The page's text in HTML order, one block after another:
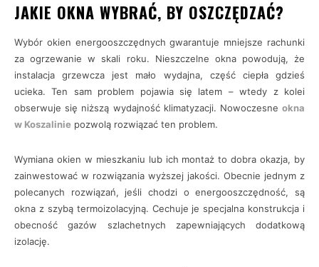
JAKIE OKNA WYBRAĆ, BY OSZCZĘDZAĆ?
Wybór okien energooszczędnych gwarantuje mniejsze rachunki
za ogrzewanie w skali roku. Nieszczelne okna powodują, że
instalacja grzewcza jest mało wydajna, część ciepła gdzieś
ucieka. Ten sam problem pojawia się latem – wtedy z kolei
obserwuje się niższą wydajność klimatyzacji. Nowoczesne okna
w Koszalinie pozwolą rozwiązać ten problem.
Wymiana okien w mieszkaniu lub ich montaż to dobra okazja, by
zainwestować w rozwiązania wyższej jakości. Obecnie jednym z
polecanych rozwiązań, jeśli chodzi o energooszczędność, są
okna z szybą termoizolacyjną. Cechuje je specjalna konstrukcja i
obecność gazów szlachetnych zapewniających dodatkową
izolację.